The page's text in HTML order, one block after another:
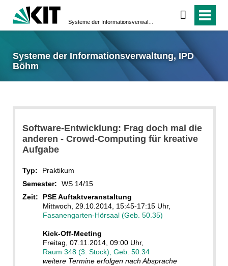
Systeme der Informationsverwaltung, IPD
Böhm
Software-Entwicklung: Frag doch mal die
anderen - Crowd-Computing für kreative
Aufgabe
Typ:
Praktikum
Semester:
WS 14/15
Zeit:
PSE Auftaktveranstaltung
Mittwoch, 29.10.2014, 15:45-17:15 Uhr,
Fasanengarten-Hörsaal (Geb. 50.35)
Kick-Off-Meeting
Freitag, 07.11.2014, 09:00 Uhr,
Raum 348 (3. Stock), Geb. 50.34
weitere Termine erfolgen nach Absprache